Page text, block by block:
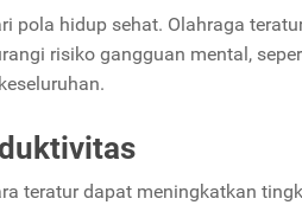
pola hidup sehat. Olahraga
risiko gangguan mental,
teratur dapat meningkatkan